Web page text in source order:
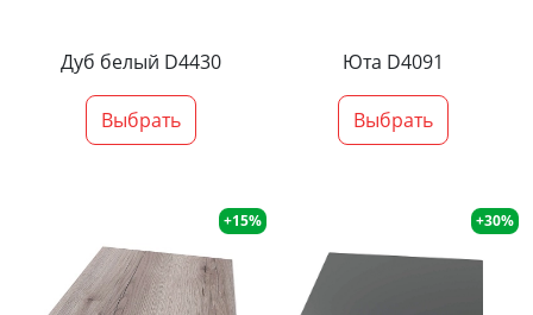
Дуб белый D4430
Выбрать
Юта D4091
Выбрать
+15% +30%